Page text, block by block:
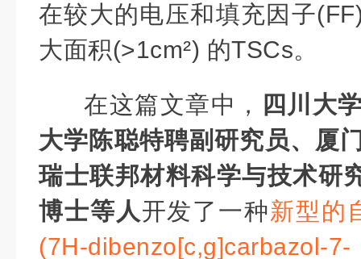
在较大的电压和填充因子
大面积(>1cm²) 的TSCs。
在这篇文章中，
四川大
大学陈聪特聘副研究员、厦
瑞士联邦材料科学与技术研
博士等人开发了一种新型 的
(7H-dibenzo[c,g]carbazol-7-